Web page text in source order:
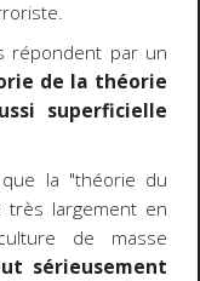
répondent par un
de la théorie
superficielle
la "théorie du
très largement en
de masse
sérieusement